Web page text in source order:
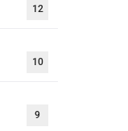
12
10
9